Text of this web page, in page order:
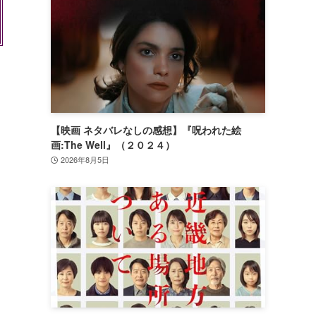
【映画 ネタバレなしの感想】『呪われた絵
画:The Well』（２０２４）
2026年8月5日